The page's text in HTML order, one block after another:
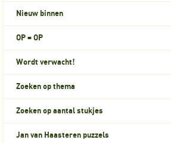
Nieuw binnen
OP = OP
Wordt verwacht!
Zoeken op thema
Zoeken op aantal stukjes
Jan van Haasteren puzzels